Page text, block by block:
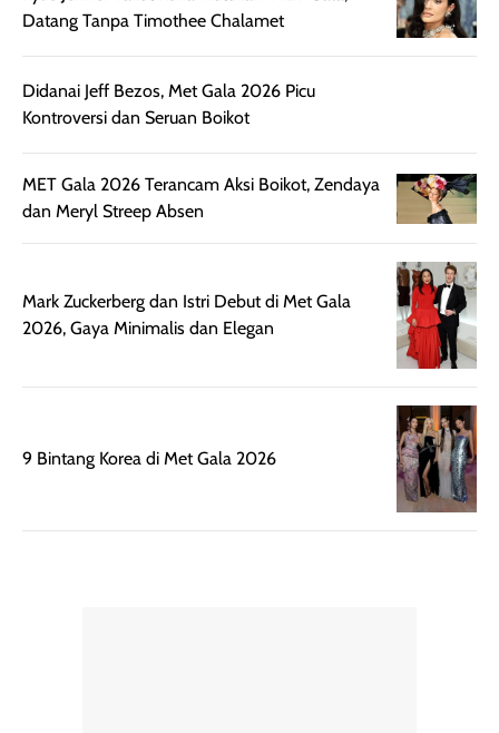
Datang Tanpa Timothee Chalamet
Didanai Jeff Bezos, Met Gala 2026 Picu
Kontroversi dan Seruan Boikot
MET Gala 2026 Terancam Aksi Boikot, Zendaya
dan Meryl Streep Absen
Mark Zuckerberg dan Istri Debut di Met Gala
2026, Gaya Minimalis dan Elegan
9 Bintang Korea di Met Gala 2026